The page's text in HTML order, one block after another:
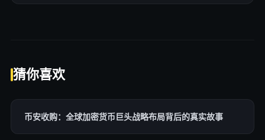
猜你喜欢
币安收购：全球加密货币巨头战略布局背后的真实故事